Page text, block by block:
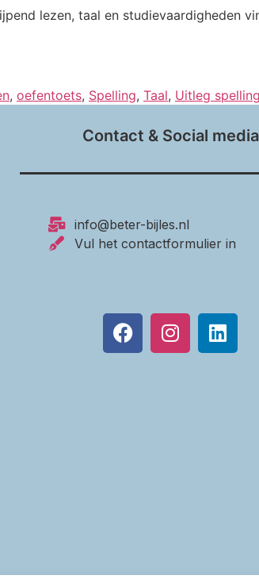
lezen, taal en studievaardigheden
, oefentoets, Spelling, Taal, Uitleg spelling
Contact & Social media
info@beter-bijles.nl
Vul het contactformulier in